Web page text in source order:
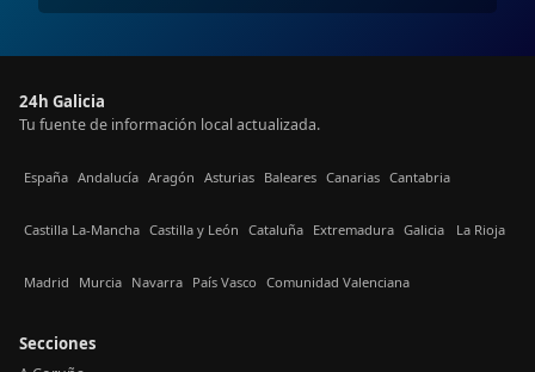
24h Galicia
Tu fuente de información local actualizada.
España Andalucía Aragón Asturias Baleares Canarias Cantabria
Castilla La-Mancha Castilla y León Cataluña Extremadura Galicia La Rioja
Madrid Murcia Navarra País Vasco Comunidad Valenciana
Secciones